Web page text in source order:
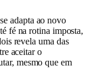
adapta ao novo
fé na rotina imposta,
revela uma das
aceitar o
mesmo que em